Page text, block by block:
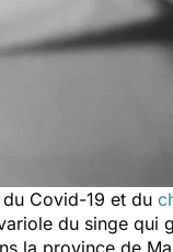
Covid-19 et du
du singe qui
la province de